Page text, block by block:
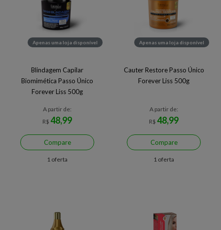
Apenas uma loja disponível
Blindagem Capilar
Biomimética Passo Único
Forever Liss 500g
A partir de:
R$ 48,99
Compare
1 oferta
Apenas uma loja disponível
Cauter Restore Passo Único
Forever Liss 500g
A partir de:
R$ 48,99
Compare
1 oferta